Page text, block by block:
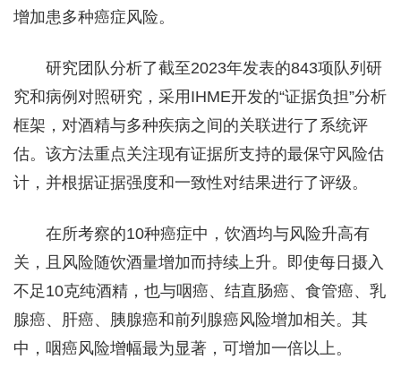
增加患多种癌症风险。
研究团队分析了截至2023年发表的843项队列研
究和病例对照研究，采用IHME开发的“证据负担”分析
框架，对酒精与多种疾病之间的关联进行了系统评
估。该方法重点关注现有证据所支持的最保守风险估
计，并根据证据强度和一致性对结果进行了评级。
在所考察的10种癌症中，饮酒均与风险升高有
关，且风险随饮酒量增加而持续上升。即使每日摄入
不足10克纯酒精，也与咽癌、结直肠癌、食管癌、乳
腺癌、肝癌、胰腺癌和前列腺癌风险增加相关。其
中，咽癌风险增幅最为显著，可增加一倍以上。